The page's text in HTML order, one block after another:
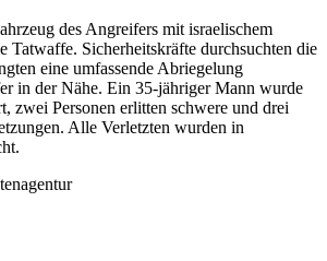
des Angreifers mit israelischem
Tatwaffe. Sicherheitskräfte durchsuchten die
eine umfassende Abriegelung
in der Nähe. Ein 35-jähriger Mann wurde
zwei Personen erlitten schwere und drei
Alle Verletzten wurden in